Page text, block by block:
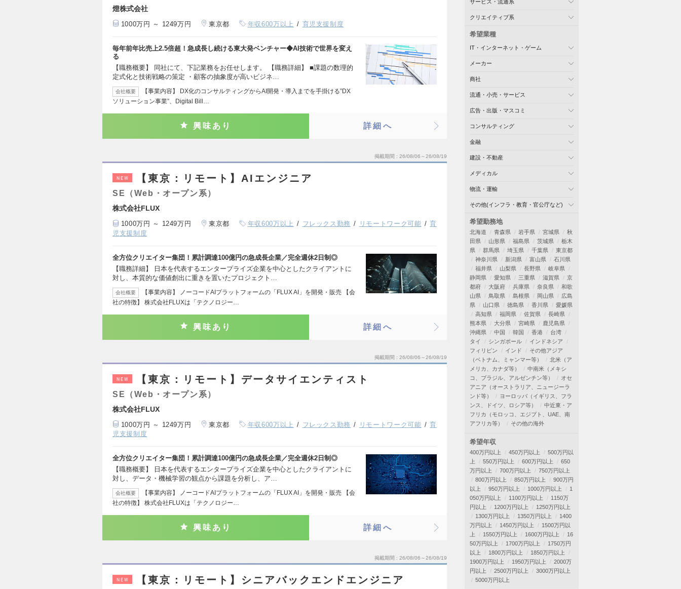
燈株式会社
1000万円 ～ 1249万円 東京都 年収600万以上 育児支援制度
毎年前年比売上2.5倍超！急成長し続ける東大発ベンチャー◆AI技術で世界を変え
る
【職務概要】 同社にて、下記業務をお任せします。 【職務詳細】 ■課題の数理的
定式化と技術戦略の策定 ・顧客の抽象度が高いビジネ…
会社概要
【事業内容】 DX化のコンサルティングからAI開発・導入までを手掛ける”DX
ソリューション事業”、Digital Bill…
興味あり 詳細へ
掲載期間 26/08/06～26/08/19
NEW 【東京：リモート】AIエンジニア
SE（Web・オープン系）
株式会社FLUX
1000万円 ～ 1249万円 東京都 年収600万以上 フレックス勤務 リモートワーク可能
育
児支援制度
全方位クリエイター集団！累計調達100億円の急成長企業／完全週休2日制◎
【職務詳細】 日本を代表するエンタープライズ企業を中心としたクライアントに
対し、本質的な価値創出に重きを置いたプロジェクト…
会社概要
【事業内容】 ノーコードAIプラットフォームの「FLUX AI」を開発・販売 【会
社の特徴】 株式会社FLUXは「テクノロジー…
興味あり 詳細へ
掲載期間 26/08/06～26/08/19
NEW 【東京：リモート】データサイエンティスト
SE（Web・オープン系）
株式会社FLUX
1000万円 ～ 1249万円 東京都 年収600万以上 フレックス勤務 リモートワーク可能
育
児支援制度
全方位クリエイター集団！累計調達100億円の急成長企業／完全週休2日制◎
【職務概要】 日本を代表するエンタープライズ企業を中心としたクライアントに
対し、データ・機械学習の観点から課題を分析し、ア…
会社概要
【事業内容】 ノーコードAIプラットフォームの「FLUX AI」を開発・販売 【会
社の特徴】 株式会社FLUXは「テクノロジー…
興味あり 詳細へ
掲載期間 26/08/06～26/08/19
NEW 【東京：リモート】シニアバックエンドエンジニア
サービス・流通系
クリエイティブ系
希望業種
IT・インターネット・ゲーム
メーカー
商社
流通・小売・サービス
広告・出版・マスコミ
コンサルティング
金融
建設・不動産
メディカル
物流・運輸
その他(インフラ・教育・官公庁など)
希望勤務地
北海道 青森県 岩手県 宮城県
秋
田県
山形県 福島県 茨城県
栃木
県
群馬県 埼玉県 千葉県
東京都
神奈川県
新潟県 富山県
石川県
福井県
山梨県 長野県
岐阜県
静岡県
愛知県 三重県 滋賀県
京
都府
大阪府 兵庫県 奈良県
和歌
山県
鳥取県 島根県 岡山県
広島
県
山口県 徳島県 香川県
愛媛県
高知県
福岡県 佐賀県
長崎県
熊本県
大分県 宮崎県
鹿児島県
沖縄県
中国 韓国 香港
台湾
タイ
シンガポール
インドネシア
フィリピン
インド
その他アジア
（ベトナム、ミャンマー等）
北米（ア
メリカ、カナダ等）
中南米（メキシ
コ、ブラジル、アルゼンチン等）
オセ
アニア（オーストラリア、ニュージーラ
ンド等）
ヨーロッパ（イギリス、フラ
ンス、ドイツ、ロシア等）
中近東・ア
フリカ（モロッコ、エジプト、UAE、南
アフリカ等）
その他の海外
希望年収
400万円以上 450万円以上
500万円以
上
550万円以上 600万円以上
650
万円以上
700万円以上
750万円以上
800万円以上
850万円以上
900万円
以上
950万円以上 1000万円以上
1
050万円以上
1100万円以上
1150万
円以上
1200万円以上
1250万円以上
1300万円以上
1350万円以上
1400
万円以上
1450万円以上
1500万円以
上
1550万円以上 1600万円以上
16
50万円以上
1700万円以上
1750万円
以上
1800万円以上
1850万円以上
1900万円以上
1950万円以上
2000万
円以上
2500万円以上
3000万円以上
5000万円以上